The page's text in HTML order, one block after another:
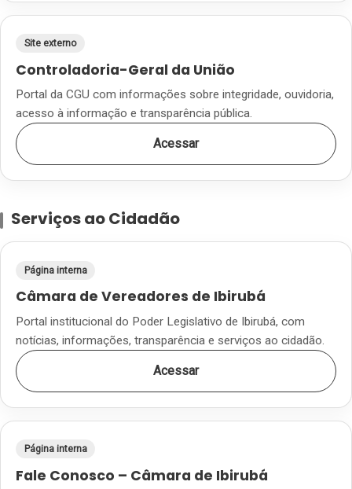
Site externo
Controladoria-Geral da União
Portal da CGU com informações sobre integridade, ouvidoria,
acesso à informação e transparência pública.
Acessar
Serviços ao Cidadão
Página interna
Câmara de Vereadores de Ibirubá
Portal institucional do Poder Legislativo de Ibirubá, com
notícias, informações, transparência e serviços ao cidadão.
Acessar
Página interna
Fale Conosco – Câmara de Ibirubá